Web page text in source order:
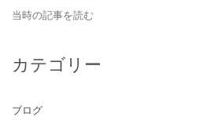
当時の記事を読む
カテゴリー
ブログ